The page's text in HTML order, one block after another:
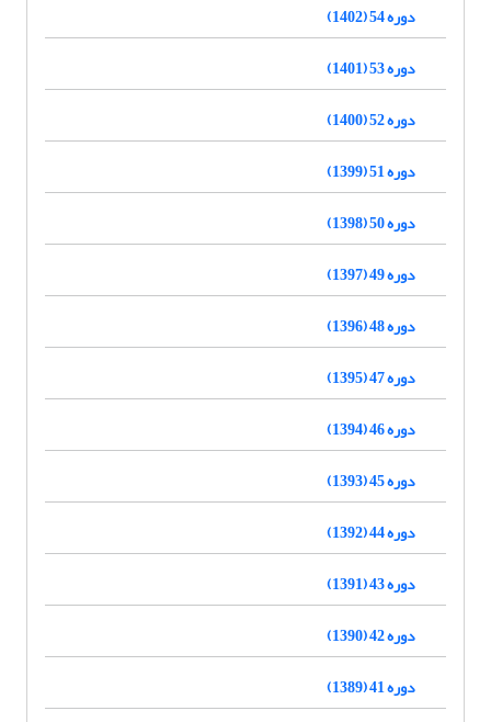
دوره 54 (1402)
دوره 53 (1401)
دوره 52 (1400)
دوره 51 (1399)
دوره 50 (1398)
دوره 49 (1397)
دوره 48 (1396)
دوره 47 (1395)
دوره 46 (1394)
دوره 45 (1393)
دوره 44 (1392)
دوره 43 (1391)
دوره 42 (1390)
دوره 41 (1389)